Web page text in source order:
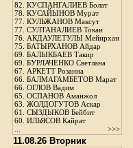
82. КУСПАНГАЛИЕВ Болат
78. КУСАЙЫНОВ Мурат
77. КУЛЬЖАНОВ Максут
77. СУЛТАНАЛИЕВ Токан
76. АКДАУЛЕТУЛЫ Мейирхан
75. БАТЫРХАНОВ Айдар
69. БАЛЫКБАЕВ Такир
69. БУРЛАЧЕНКО Светлана
67. АРКЕТТ Розанна
66. БАЛМАГАМБЕТОВ Марат
66. ОГЛОВ Вадим
65. ОСПАНОВ Аманжол
63. ЖОЛДОГУТОВ Аскар
61. СЫЗДЫКОВ Бейбит
60. ИЛЬЯСОВ Кайрат
>>>
11.08.26 Вторник